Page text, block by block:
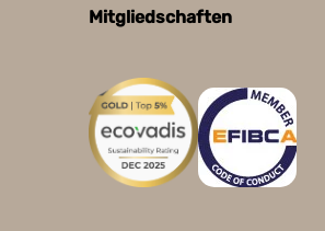
Mitgliedschaften